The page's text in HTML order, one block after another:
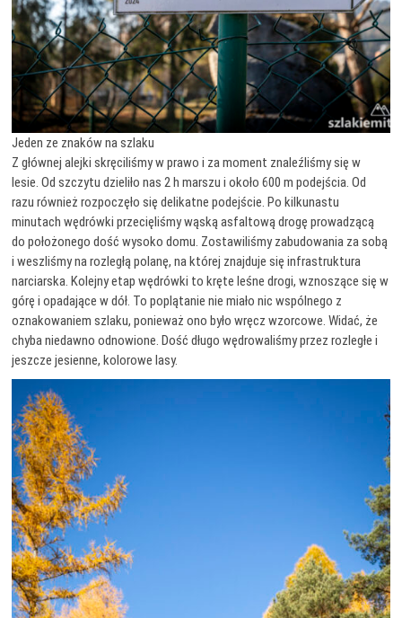
Jeden ze znaków na szlaku
Z głównej alejki skręciliśmy w prawo i za moment znaleźliśmy się w
lesie. Od szczytu dzieliło nas 2 h marszu i około 600 m podejścia. Od
razu również rozpoczęło się delikatne podejście. Po kilkunastu
minutach wędrówki przecięliśmy wąską asfaltową drogę prowadzącą
do położonego dość wysoko domu. Zostawiliśmy zabudowania za sobą
i weszliśmy na rozległą polanę, na której znajduje się infrastruktura
narciarska. Kolejny etap wędrówki to kręte leśne drogi, wznoszące się w
górę i opadające w dół. To poplątanie nie miało nic wspólnego z
oznakowaniem szlaku, ponieważ ono było wręcz wzorcowe. Widać, że
chyba niedawno odnowione. Dość długo wędrowaliśmy przez rozległe i
jeszcze jesienne, kolorowe lasy.